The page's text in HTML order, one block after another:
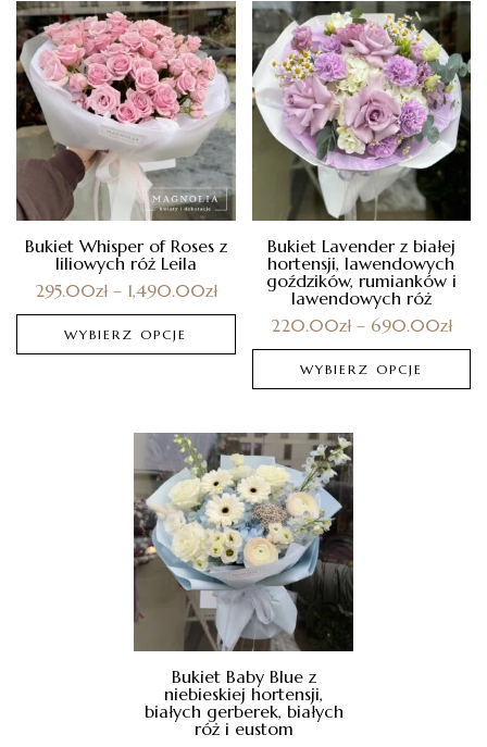
Bukiet Whisper of Roses z
liliowych róż Leila
295.00zł– 1,490.00zł
WYBIERZ OPCJE
Bukiet Lavender z białej
hortensji, lawendowych
goździków, rumianków i
lawendowych róż
220.00zł– 690.00zł
WYBIERZ OPCJE
Bukiet Baby Blue z
niebieskiej hortensji,
białych gerberek, białych
róż i eustom